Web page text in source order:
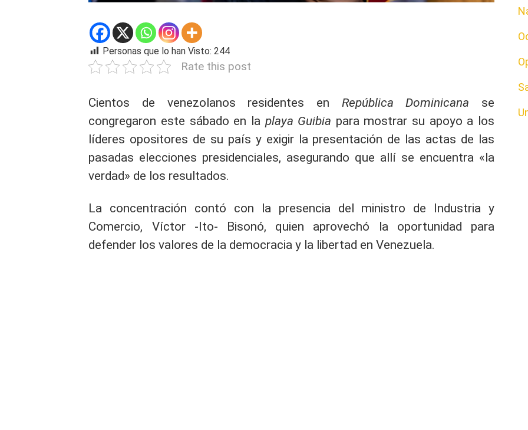
Personas que lo han Visto: 244
Rate this post
Cientos de venezolanos residentes en República Dominicana se
congregaron este sábado en laplaya Guibia para mostrar su apoyo a los
líderes opositores de su país y exigir la presentación de las actas de las
pasadas elecciones presidenciales, asegurando que allí se encuentra «la
verdad» de los resultados.
La concentración contó con la presencia del ministro de Industria y
Comercio, Víctor -Ito- Bisonó, quien aprovechó la oportunidad para
defender los valores de la democracia y la libertad en Venezuela.